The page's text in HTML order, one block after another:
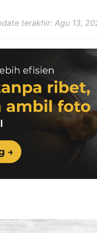
terakhir: Agu 13,